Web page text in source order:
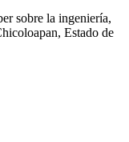
sobre la ingeniería,
Estado de